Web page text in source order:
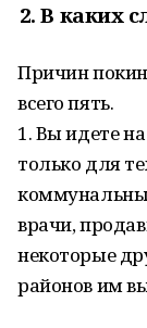
2.В каких
Причин
всего пять.
1. Вы идете
только для
врачи,
некоторые
районов им